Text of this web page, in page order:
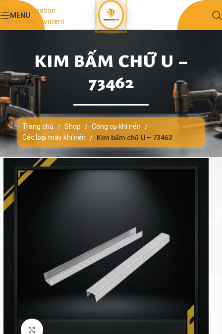
Skip to navigation
Skip to main content
MENU
KIM BẤM CHỮ U –
73462
Trang chủ / Shop / Công cụ khí nén /
Các loại máy khí nén / Kim bấm chữ U – 73462
Click to enlarge